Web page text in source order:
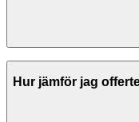
Intresserade smide i Bro
Svenska Hantverkare
företag samtidigt — fler
Om du inte fått svar
Hur jämför jag